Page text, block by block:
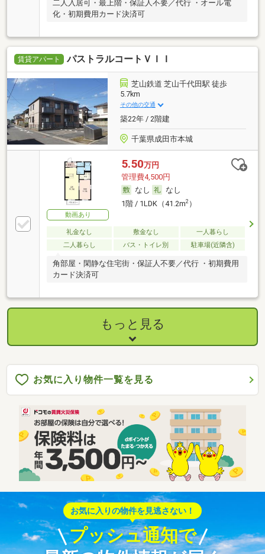
二人入居可・最上階・保証人不要／代行 ・オール電
化・初期費用カード決済可
賃貸アパート パストラルコートＶＩＩ
芝山鉄道 芝山千代田駅 徒歩
5.7km
その他の交通
築22年 / 2階建
千葉県成田市本城
動画あり
5.50万円
管理費4,500円
なし
なし
1階 / 1LDK（41.2m2）
礼金なし 敷金なし
一人暮らし
二人暮らし
バス・トイレ別 駐車場(近隣含)
角部屋・閑静な住宅街・保証人不要／代行 ・初期費用
カード決済可
もっと見る
お気に入り物件一覧を見る
お気に入りの物件を見逃さない！
プッシュ通知で